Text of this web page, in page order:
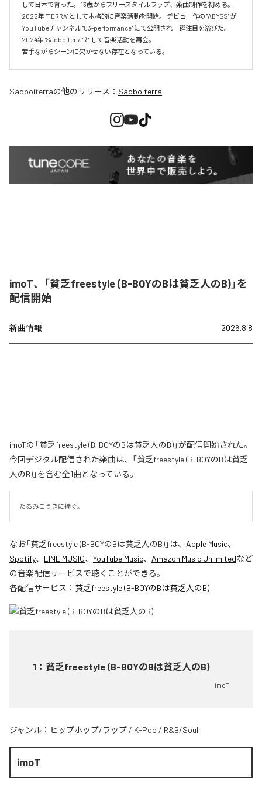
して日本で育った。 13歳からフリースタイルラップ、楽曲制作を初める。
2022年 "TERRA" として本格的に音楽活動を開始。 デビュー作の "ABYSS" が
YouTubeチャンネル "03-performance" にて公開され一躍注目を浴びた。
2024年 "Sadboiterra" として音楽活動を再会。
若手ながらシーンに欠かせない存在となっている。
Sadboiterraの他のリリース： Sadboiterra
imoT、「貧乏freestyle (B-BOYのBは貧乏人のB)」を
配信開始
新曲情報 2026.8.8
imoTの「貧乏freestyle (B-BOYのBは貧乏人のB)」が配信開始された。
今回デジタル配信された楽曲は、「貧乏freestyle (B-BOYのBは貧乏
人のB)」を含む全1曲となっている。
たるみこうきに捧ぐ。
なお「貧乏freestyle (B-BOYのBは貧乏人のB)」は、 Apple Music、
Spotify、 LINE MUSIC、 YouTube Music、 Amazon Music Unlimitedなど
の音楽配信サービスで聴くことができる。
各配信サービス： 貧乏freestyle (B-BOYのBは貧乏人のB)
1 ： 貧乏freestyle (B-BOYのBは貧乏人のB)
imoT
ジャンル： ヒップホップ/ラップ / K-Pop / R&B/Soul
imoT